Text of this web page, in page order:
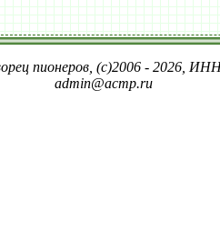
пионеров, (c)2006 - 2026,
admin@acmp.ru